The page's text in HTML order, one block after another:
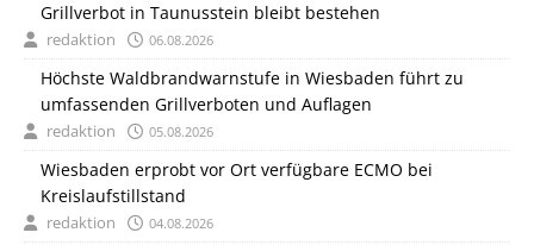
Grillverbot in Taunusstein bleibt bestehen
redaktion 06.08.2026
Höchste Waldbrandwarnstufe in Wiesbaden führt zu
umfassenden Grillverboten und Auflagen
redaktion 05.08.2026
Wiesbaden erprobt vor Ort verfügbare ECMO bei
Kreislaufstillstand
redaktion 04.08.2026